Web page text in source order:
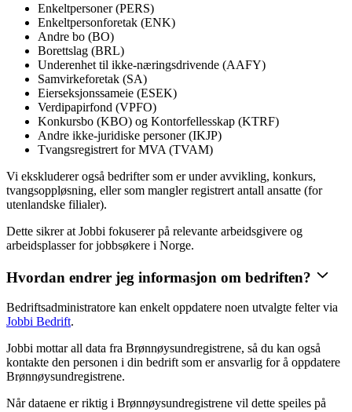
Enkeltpersoner (PERS)
Enkeltpersonforetak (ENK)
Andre bo (BO)
Borettslag (BRL)
Underenhet til ikke-næringsdrivende (AAFY)
Samvirkeforetak (SA)
Eierseksjonssameie (ESEK)
Verdipapirfond (VPFO)
Konkursbo (KBO) og Kontorfellesskap (KTRF)
Andre ikke-juridiske personer (IKJP)
Tvangsregistrert for MVA (TVAM)
Vi ekskluderer også bedrifter som er under avvikling, konkurs,
tvangsoppløsning, eller som mangler registrert antall ansatte (for
utenlandske filialer).
Dette sikrer at Jobbi fokuserer på relevante arbeidsgivere og
arbeidsplasser for jobbsøkere i Norge.
Hvordan endrer jeg informasjon om bedriften?
Bedriftsadministratore kan enkelt oppdatere noen utvalgte felter via
Jobbi Bedrift.
Jobbi mottar all data fra Brønnøysundregistrene, så du kan også
kontakte den personen i din bedrift som er ansvarlig for å oppdatere
Brønnøysundregistrene.
Når dataene er riktig i Brønnøysundregistrene vil dette speiles på